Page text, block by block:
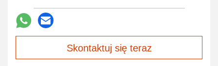
Skontaktuj się teraz